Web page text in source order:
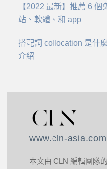
【2022 最新】推薦 6
站、軟體、和 app
搭配詞 collocation 是什
介紹
www.cln-asia.com
本文由 CLN 編輯團隊